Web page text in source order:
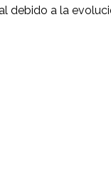
debido a la